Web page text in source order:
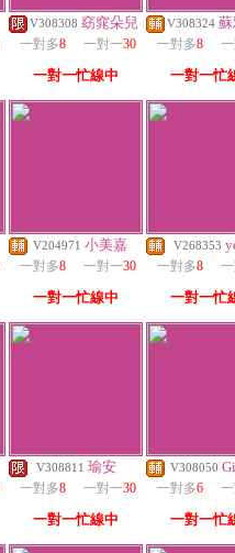
V308308 窈窕朵兒
一對多8 一對一30
一對一忙線中
V308324
一對多8
一對一忙
V204971 小美嘉
一對多8 一對一30
一對一忙線中
V268353
一對多8
一對一忙
V308811 瑜安
一對多8 一對一30
一對一忙線中
V308050
一對多6
一對一忙